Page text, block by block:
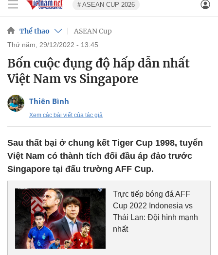
# ASEAN CUP 2026
Thể thao ASEAN Cup
thứ năm, 29/12/2022 - 13:45
Bốn cuộc đụng độ hấp dẫn nhất
Việt Nam vs Singapore
Thiên Bình
Xem các bài viết của tác giả
Sau thất bại ở chung kết Tiger Cup 1998, tuyển
Việt Nam có thành tích đối đầu áp đảo trước
Singapore tại đấu trường AFF Cup.
Trực tiếp bóng đá AFF
Cup 2022 Indonesia vs
Thái Lan: Đội hình mạnh
nhất